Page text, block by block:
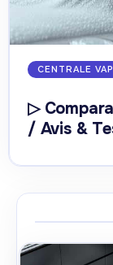
CENTRALE
▷
/ Avis &